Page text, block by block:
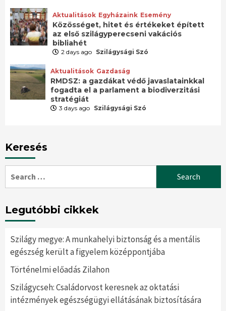
Aktualitások Egyházaink Esemény
Közösséget, hitet és értékeket épített
az első szilágyperecseni vakációs
bibliahét
2 days ago Szilágysági Szó
Aktualitások Gazdaság
RMDSZ: a gazdákat védő javaslatainkkal
fogadta el a parlament a biodiverzitási
stratégiát
3 days ago Szilágysági Szó
Keresés
for:
Legutóbbi cikkek
Szilágy megye: A munkahelyi biztonság és a mentális
egészség került a figyelem középpontjába
Történelmi előadás Zilahon
Szilágycseh: Családorvost keresnek az oktatási
intézmények egészségügyi ellátásának biztosítására